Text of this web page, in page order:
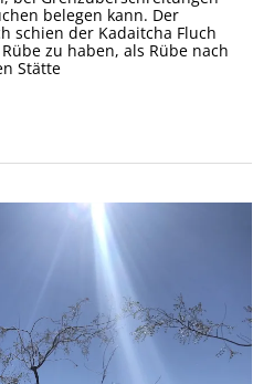
belegen kann. Der
schien der Kadaitcha Fluch
zu haben, als Rübe nach
Stätte